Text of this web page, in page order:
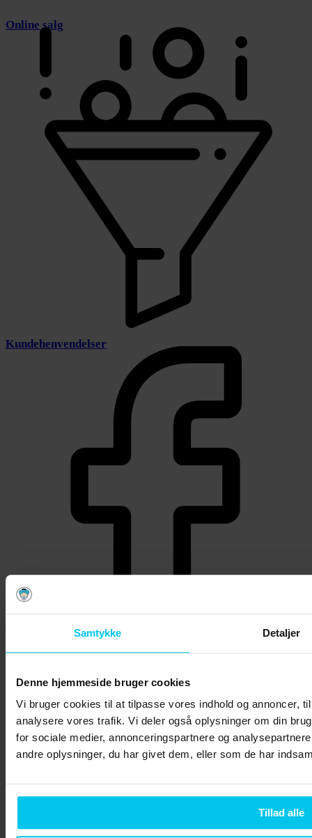
Samtykke Detaljer
Denne hjemmeside bruger cookies
Vi bruger cookies til at tilpasse vores indhold og annoncer,
analysere vores trafik. Vi deler også oplysninger om din
for sociale medier, annonceringspartnere og
andre oplysninger, du har givet dem, eller som de har
Tillad alle
Online salg
Kundehenvendelser